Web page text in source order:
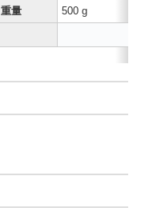
重量
500 g